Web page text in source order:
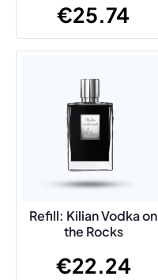
€25.74
Refill: Kilian Vodka on
the Rocks
€22.24